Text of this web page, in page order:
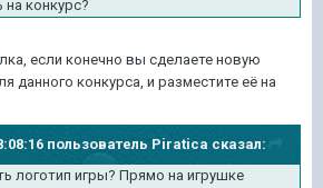
конкурс?
если конечно вы сделаете новую
данного конкурса, и разместите её на
пользователь Piratica сказал:
логотип игры? Прямо на игрушке